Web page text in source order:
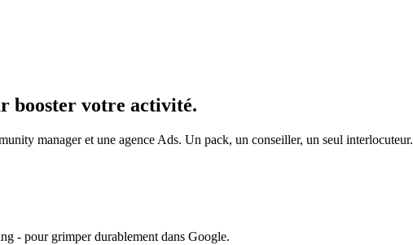
booster votre activité.
manager et une agence Ads. Un pack, un conseiller, un seul interlocuteur.
- pour grimper durablement dans Google.